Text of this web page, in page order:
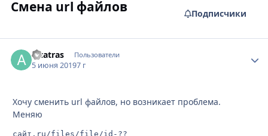
Смена url файлов Подписчики
alcatras Пользователи
5 июня 20197 г
Хочу сменить url файлов, но возникает проблема.
Меняю
сайт.ru/files/file/id-??